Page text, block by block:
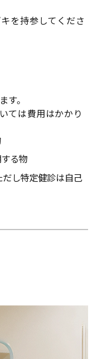
を持参してくださ
。
ては費用はかかり
る物
し特定健診は自己